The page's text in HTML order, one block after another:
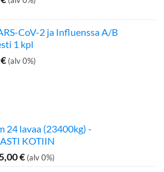
CoV-2 ja Influenssa A/B
1 kpl
€ (alv 0%)
24 lavaa (23400kg) -
KOTIIN
€Nykyinen
(alv 0%)